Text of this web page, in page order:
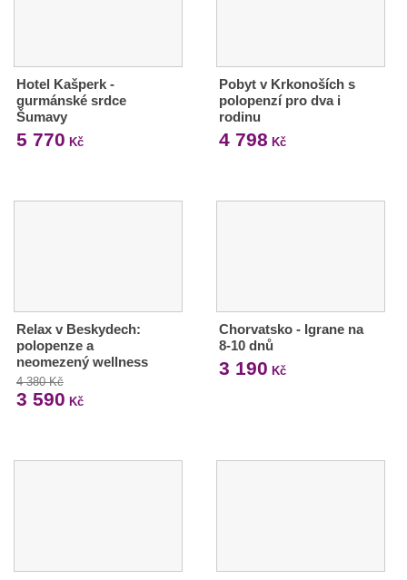
Hotel Kašperk -
gurmánské srdce
Šumavy
5 770 Kč
Pobyt v Krkonoších s
polopenzí pro dva i
rodinu
4 798 Kč
Relax v Beskydech:
polopenze a
neomezený wellness
4 380 Kč
3 590 Kč
Chorvatsko - Igrane na
8-10 dnů
3 190 Kč